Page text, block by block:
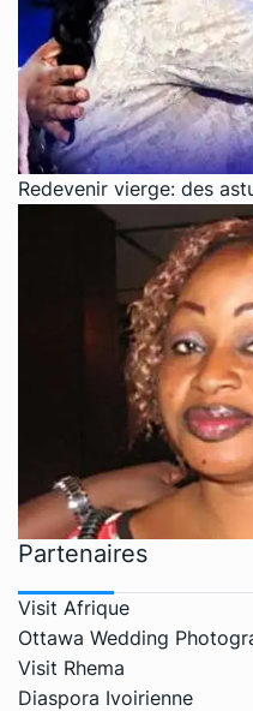
Redevenir vierge: des
Partenaires
Visit Afrique
Ottawa Wedding
Visit Rhema
Diaspora Ivoirienne